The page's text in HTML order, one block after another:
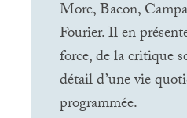
More, Bacon,
Fourier. Il en
force, de la critique
détail d’une vie
programmée.